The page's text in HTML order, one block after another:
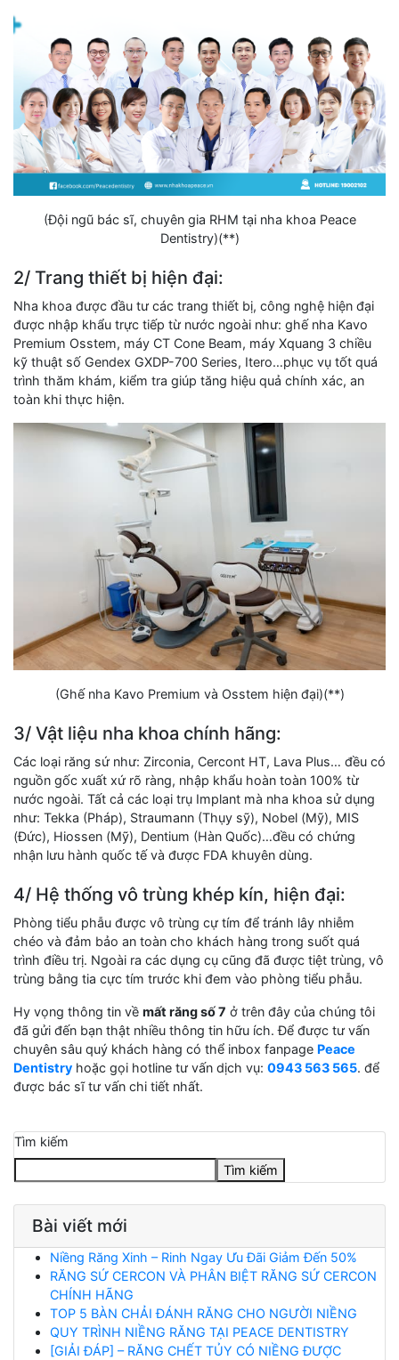
(Đội ngũ bác sĩ, chuyên gia RHM tại nha khoa Peace
Dentistry)(**)
2/ Trang thiết bị hiện đại:
Nha khoa được đầu tư các trang thiết bị, công nghệ hiện đại
được nhập khẩu trực tiếp từ nước ngoài như: ghế nha Kavo
Premium Osstem, máy CT Cone Beam, máy Xquang 3 chiều
kỹ thuật số Gendex GXDP-700 Series, Itero…phục vụ tốt quá
trình thăm khám, kiểm tra giúp tăng hiệu quả chính xác, an
toàn khi thực hiện.
(Ghế nha Kavo Premium và Osstem hiện đại)(**)
3/ Vật liệu nha khoa chính hãng:
Các loại răng sứ như: Zirconia, Cercont HT, Lava Plus… đều có
nguồn gốc xuất xứ rõ ràng, nhập khẩu hoàn toàn 100% từ
nước ngoài. Tất cả các loại trụ Implant mà nha khoa sử dụng
như: Tekka (Pháp), Straumann (Thụy sỹ), Nobel (Mỹ), MIS
(Đức), Hiossen (Mỹ), Dentium (Hàn Quốc)…đều có chứng
nhận lưu hành quốc tế và được FDA khuyên dùng.
4/ Hệ thống vô trùng khép kín, hiện đại:
Phòng tiểu phẫu được vô trùng cự tím để tránh lây nhiễm
chéo và đảm bảo an toàn cho khách hàng trong suốt quá
trình điều trị. Ngoài ra các dụng cụ cũng đã được tiệt trùng, vô
trùng bằng tia cực tím trước khi đem vào phòng tiểu phẫu.
Hy vọng thông tin về mất răng số 7 ở trên đây của chúng tôi
đã gửi đến bạn thật nhiều thông tin hữu ích. Để được tư vấn
chuyên sâu quý khách hàng có thể inbox fanpage Peace
Dentistry hoặc gọi hotline tư vấn dịch vụ: 0943 563 565. để
được bác sĩ tư vấn chi tiết nhất.
Tìm kiếm
Tìm kiếm
Bài viết mới
Niềng Răng Xinh – Rinh Ngay Ưu Đãi Giảm Đến 50%
RĂNG SỨ CERCON VÀ PHÂN BIỆT RĂNG SỨ CERCON
CHÍNH HÃNG
TOP 5 BÀN CHẢI ĐÁNH RĂNG CHO NGƯỜI NIỀNG
QUY TRÌNH NIỀNG RĂNG TẠI PEACE DENTISTRY
[GIẢI ĐÁP] – RĂNG CHẾT TỦY CÓ NIỀNG ĐƯỢC